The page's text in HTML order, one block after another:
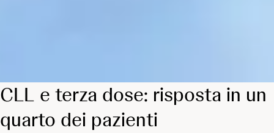
CLL e terza dose: risposta in un
quarto dei pazienti